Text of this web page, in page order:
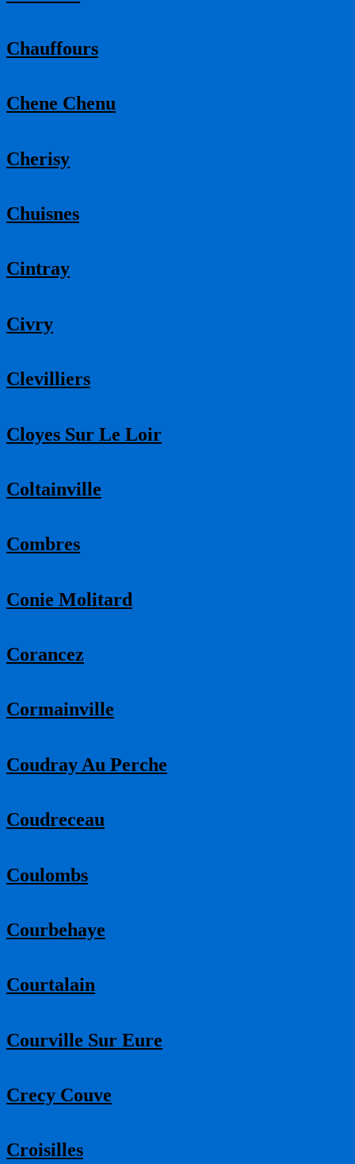
Chauffours
Chene Chenu
Cherisy
Chuisnes
Cintray
Civry
Clevilliers
Cloyes Sur Le Loir
Coltainville
Combres
Conie Molitard
Corancez
Cormainville
Coudray Au Perche
Coudreceau
Coulombs
Courbehaye
Courtalain
Courville Sur Eure
Crecy Couve
Croisilles